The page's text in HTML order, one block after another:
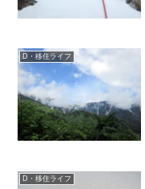
D・移住ライフ
D・移住ライフ